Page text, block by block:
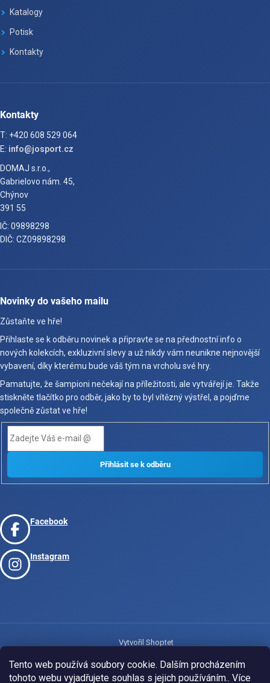
Tento web používá soubory cookie. Dalším procházením
tohoto webu vyjadřujete souhlas s jejich používáním.. Více
Katalogy
Potisk
Kontakty
Kontakty
T: +420 608 529 064
E: info@josport.cz
DOMAJ s.r.o.,
Gabrielovo nám. 45,
Chýnov
391 55
IČ: 09898298
DIČ: CZ09898298
Novinky do vašeho mailu
Zůstaňte ve hře!
Přihlaste se k odběru novinek a připravte se na přednostní info o
nových kolekcích, exkluzivní slevy a už nikdy vám neunikne nejnovější
vybavení, díky kterému bude váš tým na vrcholu své hry.
Pamatujte, že šampioni nečekají na příležitosti, ale vytvářejí je. Takže
stiskněte tlačítko pro odběr, jako by to byl vítězný výstřel, a pojďme
společně zůstat ve hře!
Facebook
Instagram
Vytvořil Shoptet
Copyright 2026www.josport.cz. Všechna práva vyhrazena.